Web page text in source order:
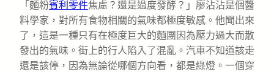
「麵粉賓利零件焦慮？還是過度發酵？」廖沾沾是個醬
料學家，對所有食物相關的氣味都極度敏感。他聞出來
了，這是一種只有在極度巨大的麵團因為壓力過大而散
發出的氣味。街上的行人陷入了混亂。汽車不知道該走
還是該停，因為無論從哪個方向看，都是綠燈。一個穿